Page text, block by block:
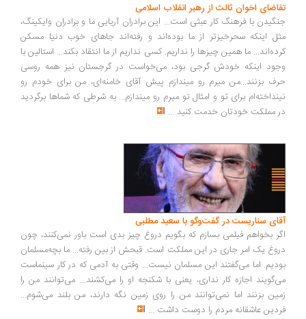
تقاضای اخوان ثالث از رهبر انقلاب اسلامی
جنگیدن با فرهنگ کار عبثی است... این برادران آریایی ما و برادران وایکینگ،
مثل اینکه سحرخیزتر از ما بوده‌اند و رفته‌اند جاهای خوب دنیا مسکن
کرده‌اند... ما همین چیزها را نداریم. کسی نداریم از ما انتقاد بکند... استالین با
وجود اینکه خودش گرجی بود، می‌خواست در گرجستان نیز همه روسی
حرف بزنند...من میرم رو میندازم پیش آقای خامنه‌ای، من برای خودم رو
نینداخته‌ام برای تو و امثال تو میرم رو میندازم... به شرطی که شماها برگردید
در مملکت خودتان خدمت کنید ...
آقای سناریست در گفت‌وگو با سعید مطلبی
اگر بخواهم فیلمی بسازم که بگویم دروغ چیز بدی است باور نمی‌کنند، چون
دروغ یک امر جاری در این مملکت است. قبحش از بین رفته... ما بچه‌مسلمان
بودیم. اما می‌گفتند این مسلمان نیست... وقتی به آدمی که در کار سینماست
می‌گویند اجازه کار نداری، یعنی با شکنجه او را می‌کشند... می‌توانند من را
زمین بزنند اما نمی‌توانند من را روی زمین نگه دارند، من بلند می‌شوم...
فردین عاشقانه مردم را دوست داشت ...